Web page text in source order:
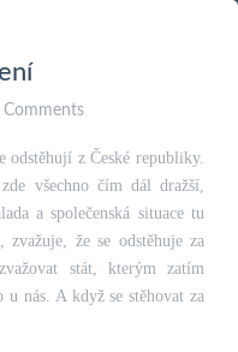
Comments
z České republiky.
všechno čím dál dražší,
a společenská situace tu
že se odstěhuje za
stát, kterým zatím
u nás. A když se stěhovat za